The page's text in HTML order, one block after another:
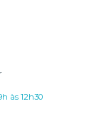
às 12h30